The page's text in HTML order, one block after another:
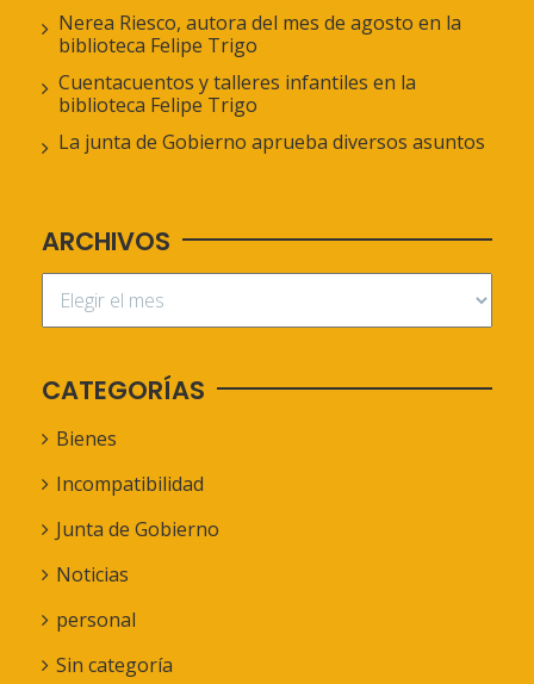
Nerea Riesco, autora del mes de agosto en la
biblioteca Felipe Trigo
Cuentacuentos y talleres infantiles en la
biblioteca Felipe Trigo
La junta de Gobierno aprueba diversos asuntos
ARCHIVOS
CATEGORÍAS
Bienes
Incompatibilidad
Junta de Gobierno
Noticias
personal
Sin categoría